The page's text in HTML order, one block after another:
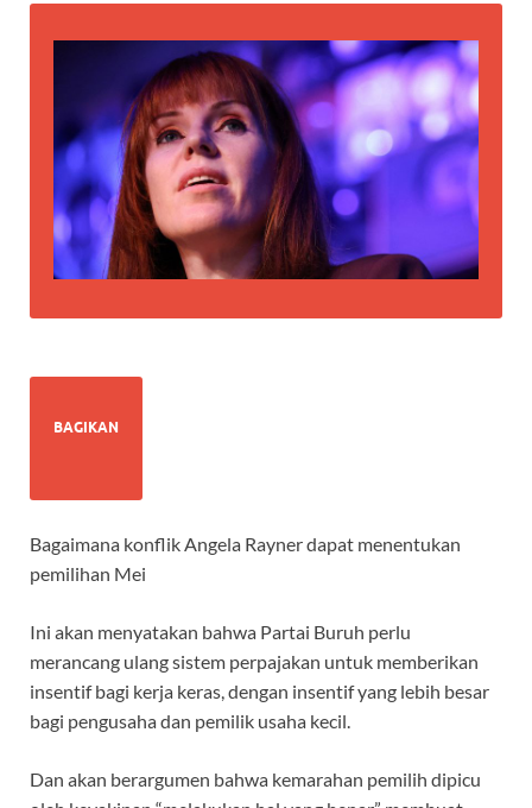
BAGIKAN
Bagaimana konflik Angela Rayner dapat menentukan
pemilihan Mei
Ini akan menyatakan bahwa Partai Buruh perlu
merancang ulang sistem perpajakan untuk memberikan
insentif bagi kerja keras, dengan insentif yang lebih besar
bagi pengusaha dan pemilik usaha kecil.
Dan akan berargumen bahwa kemarahan pemilih dipicu